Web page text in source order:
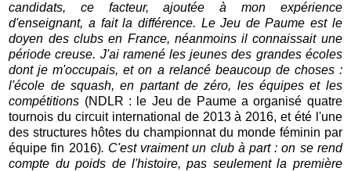
candidats, ce facteur, ajoutée à mon expérience
d'enseignant, a fait la différence. Le Jeu de Paume est le
doyen des clubs en France, néanmoins il connaissait une
période creuse. J'ai ramené les jeunes des grandes écoles
dont je m'occupais, et on a relancé beaucoup de choses :
l'école de squash, en partant de zéro, les équipes et les
compétitions (NDLR : le Jeu de Paume a organisé quatre
tournois du circuit international de 2013 à 2016, et été l'une
des structures hôtes du championnat du monde féminin par
équipe fin 2016). C'est vraiment un club à part : on se rend
compte du poids de l'histoire, pas seulement la première